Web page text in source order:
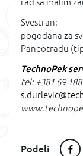
rad sa malim
Svestran:
pogodana za
Paneotradu
TechnoPek
tel: +381 69
Podeli